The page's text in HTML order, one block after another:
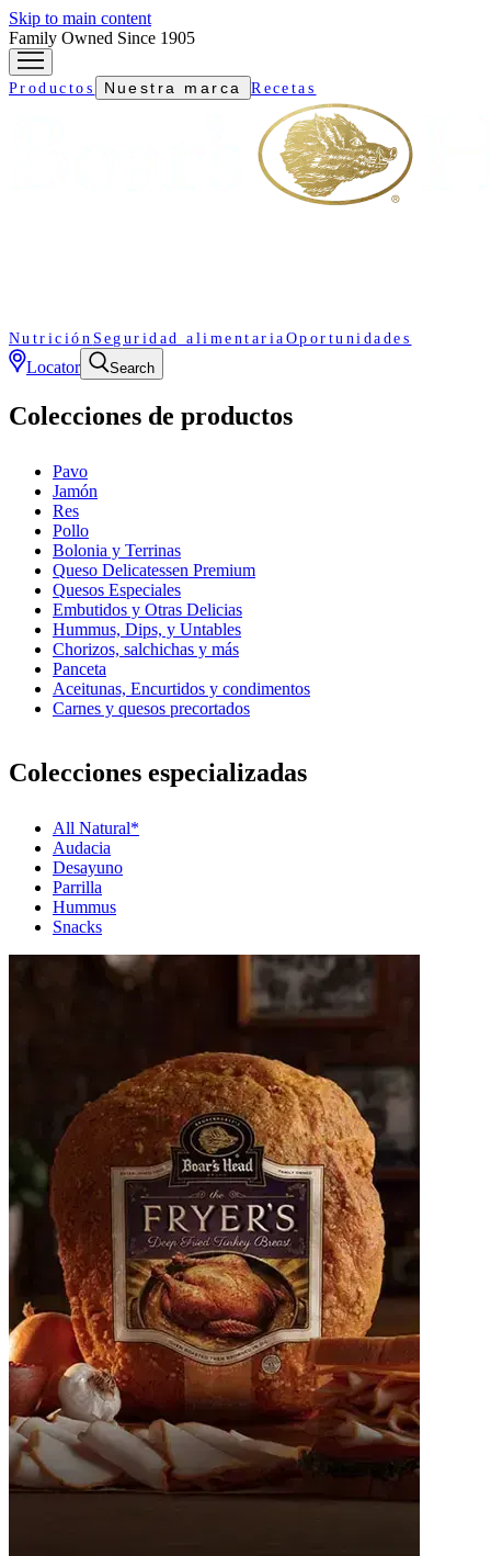
Skip to main content
Family Owned Since 1905
Productos Nuestra marca Recetas
Nutrición Seguridad alimentaria Oportunidades
Locator Search
Colecciones de productos
Pavo
Jamón
Res
Pollo
Bolonia y Terrinas
Queso Delicatessen Premium
Quesos Especiales
Embutidos y Otras Delicias
Hummus, Dips, y Untables
Chorizos, salchichas y más
Panceta
Aceitunas, Encurtidos y condimentos
Carnes y quesos precortados
Colecciones especializadas
All Natural*
Audacia
Desayuno
Parrilla
Hummus
Snacks